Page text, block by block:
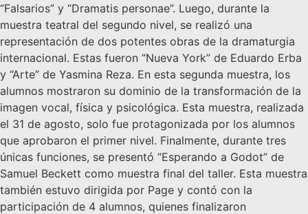
“Falsarios” y “Dramatis personae”. Luego, durante la
muestra teatral del segundo nivel, se realizó una
representación de dos potentes obras de la dramaturgia
internacional. Estas fueron “Nueva York” de Eduardo Erba
y “Arte” de Yasmina Reza. En esta segunda muestra, los
alumnos mostraron su dominio de la transformación de la
imagen vocal, física y psicológica. Esta muestra, realizada
el 31 de agosto, solo fue protagonizada por los alumnos
que aprobaron el primer nivel. Finalmente, durante tres
únicas funciones, se presentó “Esperando a Godot” de
Samuel Beckett como muestra final del taller. Esta muestra
también estuvo dirigida por Page y contó con la
participación de 4 alumnos, quienes finalizaron